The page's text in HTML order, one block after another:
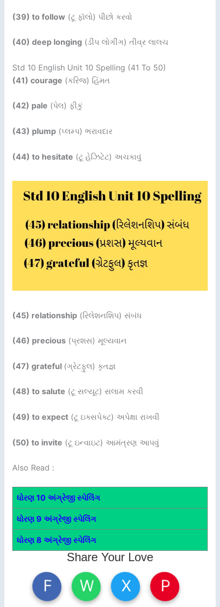
(39) to follow (ટૂ ફૉલો) પીછો કરવો
(40) deep longing (ડીપ લોગીંગ) તીવ્ર લાલચ
Std 10 English Unit 10 Spelling (41 To 50)
(41) courage (કરિજ) હિંમત
(42) pale (પેલ) ફીકું
(43) plump(પ્લમ્પ) ભરાવદાર
(44) to hesitate (ટૂ હેઝિટેટ) અચકાવું
(45) relationship(રિલેશનશિપ) સંબંધ
(46) precious(પ્રશસ) મૂલ્યવાન
(47) grateful (ગ્રેટફુલ) કૃતજ્ઞ
(48) to salute (ટૂ સલ્યૂટ) સલામ કરવી
(49) to expect(ટૂ ઇક્સપેક્ટ) અપેક્ષા રાખવી
(50) to invite (ટૂ ઇન્વાઇટ) આમંત્રણ આપવું
Also Read :
ધોરણ 10 અંગ્રેજી સ્પેલિંગ
ધોરણ 9 અંગ્રેજી સ્પેલિંગ
ધોરણ 8 અંગ્રેજી સ્પેલિંગ
Share Your Love
F W X P